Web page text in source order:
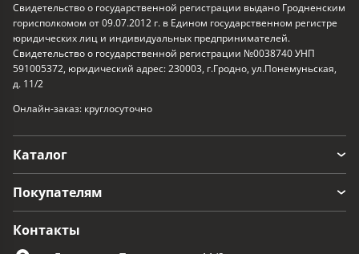
Свидетельство о государственной регистрации выдано Гродненским
горисполкомом от 09.07.2012 г. в Едином государственном регистре
юридических лиц и индивидуальных предпринимателей.
Свидетельство о государственной регистрации №0038740 УНП
591005372, юридический адрес: 230003, г.Гродно, ул.Понемуньская,
д. 11/2
Онлайн-заказ: круглосуточно
Каталог
Покупателям
Контакты